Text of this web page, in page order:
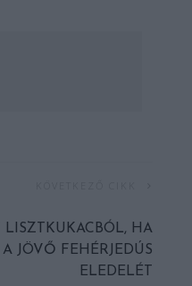
LISZTKUKACBÓL, HA
JÖVŐ FEHÉRJEDÚS
ELEDELÉT